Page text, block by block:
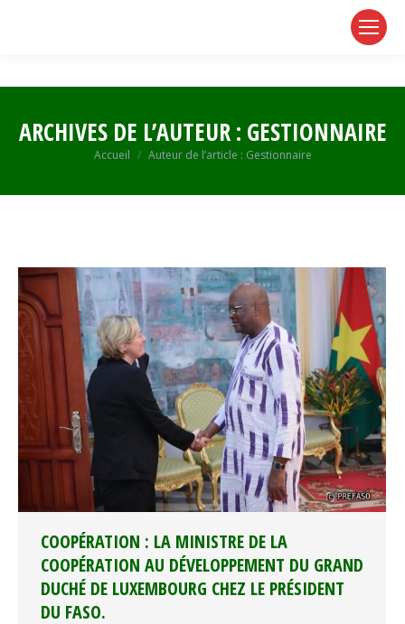
ARCHIVES DE L’AUTEUR : GESTIONNAIRE
Vous êtes ici :
Accueil Auteur de l’article : Gestionnaire
COOPÉRATION : LA MINISTRE DE LA
COOPÉRATION AU DÉVELOPPEMENT DU GRAND
DUCHÉ DE LUXEMBOURG CHEZ LE PRÉSIDENT
DU FASO.